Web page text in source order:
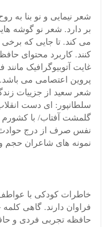
شعر نیمایی و نو بنا به
بر دارد. شعر نو گوشه
می کند. تا جایی که
کنند. کاربرد محتوای
غایت آتوبیوگرافیک
پروین اعتصامی می باشد.
شعر سعید از جزییات
سلطانپور: ای دست
گلمشت آفتاب/ با
نفس صرف از درج
نمونه های شاعران حجم
خاطرات کودکی با
فراوان دارند. گاهی
حافظه تجربی فردی و